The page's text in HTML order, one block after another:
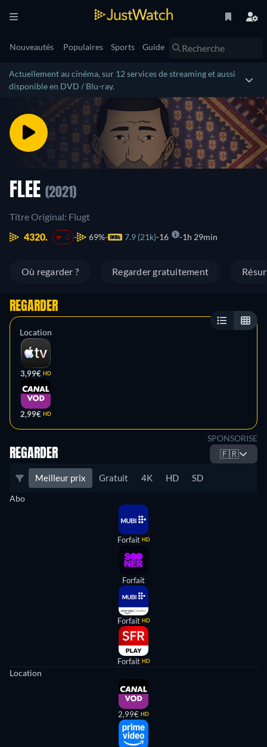
Nouveautés Populaires Sports Guide
Actuellement au cinéma, sur 12 services de streaming et aussi
disponible en DVD / Blu-ray.
FLEE (2021)
Titre Original: Flugt
4320.
-2 69% 7.9 (21k) 16 1h 29min
Où regarder ? Regarder gratuitement
REGARDER
Location
3,99€ HD
2,99€ HD
SPONSORISE
REGARDER 🇫🇷
Meilleur prix Gratuit 4K HD SD
Abo
Forfait HD
Forfait
Forfait HD
Forfait HD
Location
2,99€ HD